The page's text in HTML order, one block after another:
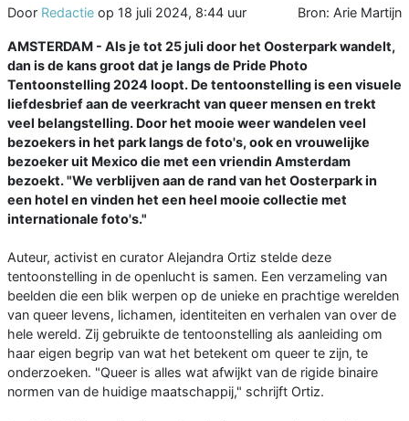
Door Redactie op 18 juli 2024, 8:44 uur Bron: Arie Martijn
AMSTERDAM - Als je tot 25 juli door het Oosterpark wandelt,
dan is de kans groot dat je langs de Pride Photo
Tentoonstelling 2024 loopt. De tentoonstelling is een visuele
liefdesbrief aan de veerkracht van queer mensen en trekt
veel belangstelling. Door het mooie weer wandelen veel
bezoekers in het park langs de foto's, ook en vrouwelijke
bezoeker uit Mexico die met een vriendin Amsterdam
bezoekt. "We verblijven aan de rand van het Oosterpark in
een hotel en vinden het een heel mooie collectie met
internationale foto's."
Auteur, activist en curator Alejandra Ortiz stelde deze
tentoonstelling in de openlucht is samen. Een verzameling van
beelden die een blik werpen op de unieke en prachtige werelden
van queer levens, lichamen, identiteiten en verhalen van over de
hele wereld. Zij gebruikte de tentoonstelling als aanleiding om
haar eigen begrip van wat het betekent om queer te zijn, te
onderzoeken. "Queer is alles wat afwijkt van de rigide binaire
normen van de huidige maatschappij," schrijft Ortiz.